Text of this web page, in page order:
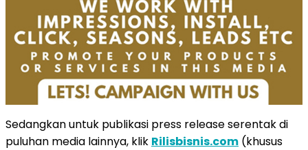
Sedangkan untuk publikasi press release serentak di
puluhan media lainnya, klik Rilisbisnis.com (khusus